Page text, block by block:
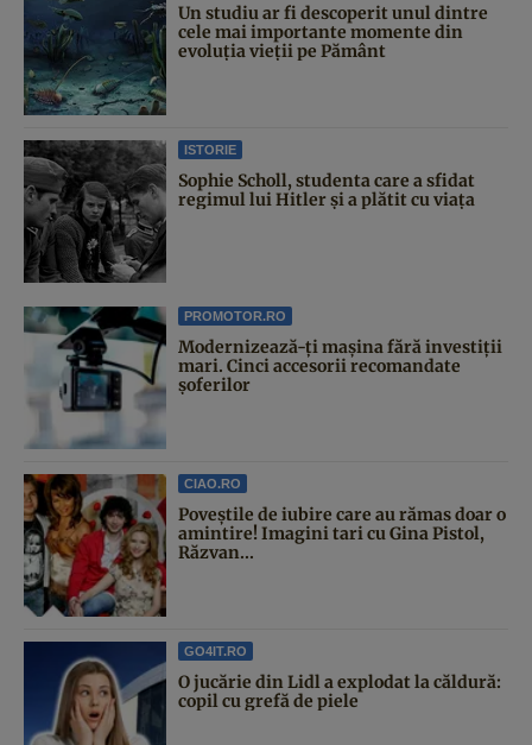
Un studiu ar fi descoperit unul dintre
cele mai importante momente din
evoluția vieții pe Pământ
ISTORIE
Sophie Scholl, studenta care a sfidat
regimul lui Hitler și a plătit cu viața
PROMOTOR.RO
Modernizează-ți mașina fără investiții
mari. Cinci accesorii recomandate
șoferilor
CIAO.RO
Poveştile de iubire care au rămas doar o
amintire! Imagini tari cu Gina Pistol,
Răzvan...
GO4IT.RO
O jucărie din Lidl a explodat la căldură:
copil cu grefă de piele